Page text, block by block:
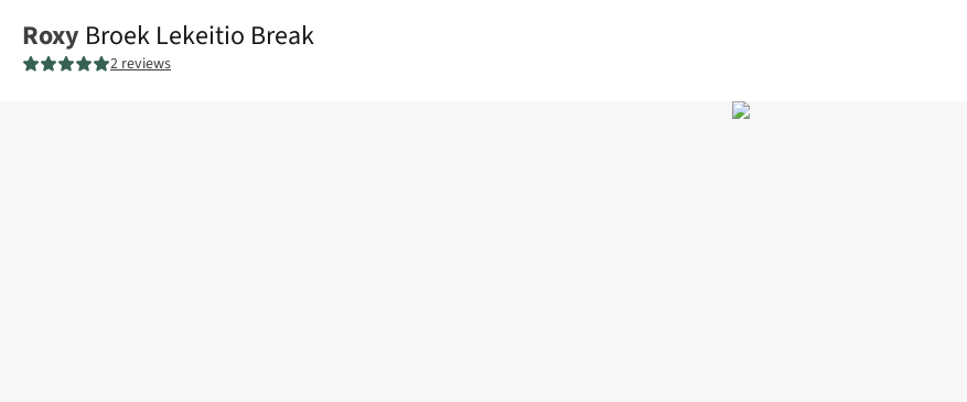
Roxy Broek Lekeitio Break
2 reviews